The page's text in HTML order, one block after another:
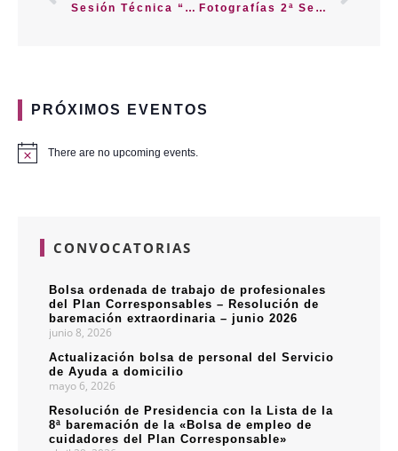
Sesión Técnica “Presente y futuro del Plan Corresponsables de Comarca Central» Fotografías 2ª Semana SCD Comarca Central Eje 2
PRÓXIMOS EVENTOS
There are no upcoming events.
CONVOCATORIAS
Bolsa ordenada de trabajo de profesionales
del Plan Corresponsables – Resolución de
baremación extraordinaria – junio 2026
junio 8, 2026
Actualización bolsa de personal del Servicio
de Ayuda a domicilio
mayo 6, 2026
Resolución de Presidencia con la Lista de la
8ª baremación de la «Bolsa de empleo de
cuidadores del Plan Corresponsable»